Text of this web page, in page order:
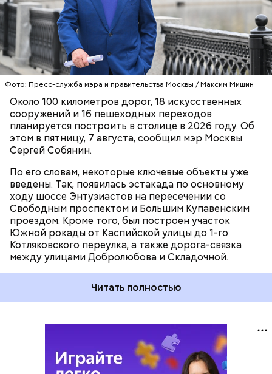
Фото: Пресс-служба мэра и правительства Москвы / Максим Мишин
Около 100 километров дорог, 18 искусственных
сооружений и 16 пешеходных переходов
планируется построить в столице в 2026 году. Об
этом в пятницу, 7 августа, сообщил мэр Москвы
Сергей Собянин.
По его словам, некоторые ключевые объекты уже
введены. Так, появилась эстакада по основному
ходу шоссе Энтузиастов на пересечении со
Свободным проспектом и Большим Купавенским
проездом. Кроме того, был построен участок
Южной рокады от Каспийской улицы до 1-го
Котляковского переулка, а также дорога-связка
между улицами Добролюбова и Складочной.
Сейчас же специалисты возводят финальный
участок Московского скоростного диаметра (МСД)
вдоль Каспийской улицы от Кантемировской улицы
до Павелецкого направления МЖД. Помимо этого,
ведутся работы по участку магистрали Солнцево
— Бутово — Варшавское шоссе от улицы Поляны
до Варшавского шоссе. Также проходит
реконструкция Симоновской и Крутицкой
набережных. Кроме того, сейчас в работе дорога-
связка между МСД и улицей Академика Королева,
включая новый путепровод через пути МЦД-3.
Фото: МАКС / Мэр Москвы Сергей Собянин
Читать полностью
СТРОИТЕЛЬСТВО
МОСКВА
СЕРГЕЙ СОБЯНИН